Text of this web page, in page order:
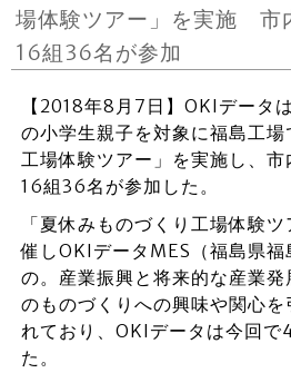
場体験ツアー」を実施 市
16組36名が参加
【2018年8月7日】OKIデータ
の小学生親子を対象に福島工場
工場体験ツアー」を実施し、
16組36名が参加した。
「夏休みものづくり工場体験
催しOKIデータMES（福島県福
の。産業振興と将来的な産業
のものづくりへの興味や関心を
れており、OKIデータは今回で
た。